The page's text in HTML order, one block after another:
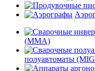
(MMA)
полуавтоматы